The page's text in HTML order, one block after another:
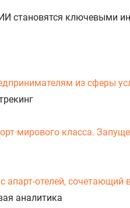
становятся ключевыми
из сферы
мирового класса.
апарт-отелей, сочетающий
аналитика